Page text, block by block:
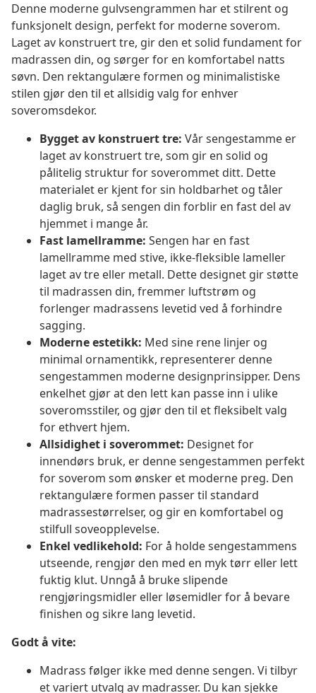
Denne moderne gulvsengrammen har et stilrent og
funksjonelt design, perfekt for moderne soverom.
Laget av konstruert tre, gir den et solid fundament for
madrassen din, og sørger for en komfortabel natts
søvn. Den rektangulære formen og minimalistiske
stilen gjør den til et allsidig valg for enhver
soveromsdekor.
Bygget av konstruert tre: Vår sengestamme er
laget av konstruert tre, som gir en solid og
pålitelig struktur for soverommet ditt. Dette
materialet er kjent for sin holdbarhet og tåler
daglig bruk, så sengen din forblir en fast del av
hjemmet i mange år.
Fast lamellramme: Sengen har en fast
lamellramme med stive, ikke-fleksible lameller
laget av tre eller metall. Dette designet gir støtte
til madrassen din, fremmer luftstrøm og
forlenger madrassens levetid ved å forhindre
sagging.
Moderne estetikk: Med sine rene linjer og
minimal ornamentikk, representerer denne
sengestammen moderne designprinsipper. Dens
enkelhet gjør at den lett kan passe inn i ulike
soveromsstiler, og gjør den til et fleksibelt valg
for ethvert hjem.
Allsidighet i soverommet: Designet for
innendørs bruk, er denne sengestammen perfekt
for soverom som ønsker et moderne preg. Den
rektangulære formen passer til standard
madrassestørrelser, og gir en komfortabel og
stilfull soveopplevelse.
Enkel vedlikehold: For å holde sengestammens
utseende, rengjør den med en myk tørr eller lett
fuktig klut. Unngå å bruke slipende
rengjøringsmidler eller løsemidler for å bevare
finishen og sikre lang levetid.
Godt å vite:
Madrass følger ikke med denne sengen. Vi tilbyr
et variert utvalg av madrasser. Du kan sjekke